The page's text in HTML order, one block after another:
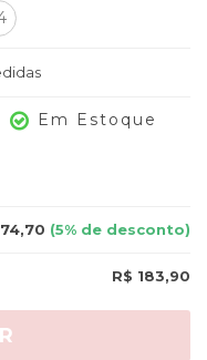
Em Estoque
(5% de desconto)
R$ 183,90